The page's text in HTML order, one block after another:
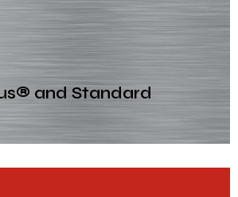
and Standard